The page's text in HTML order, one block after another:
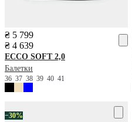
₴ 5 799
₴ 4 639
ECCO SOFT 2,0
Балетки
36 37 38 39 40 41
−30%